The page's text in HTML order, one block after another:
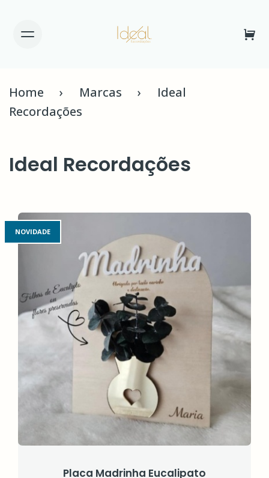
Home Marcas
Ideal
Recordações
Ideal Recordações
NOVIDADE
Placa Madrinha Eucalipato